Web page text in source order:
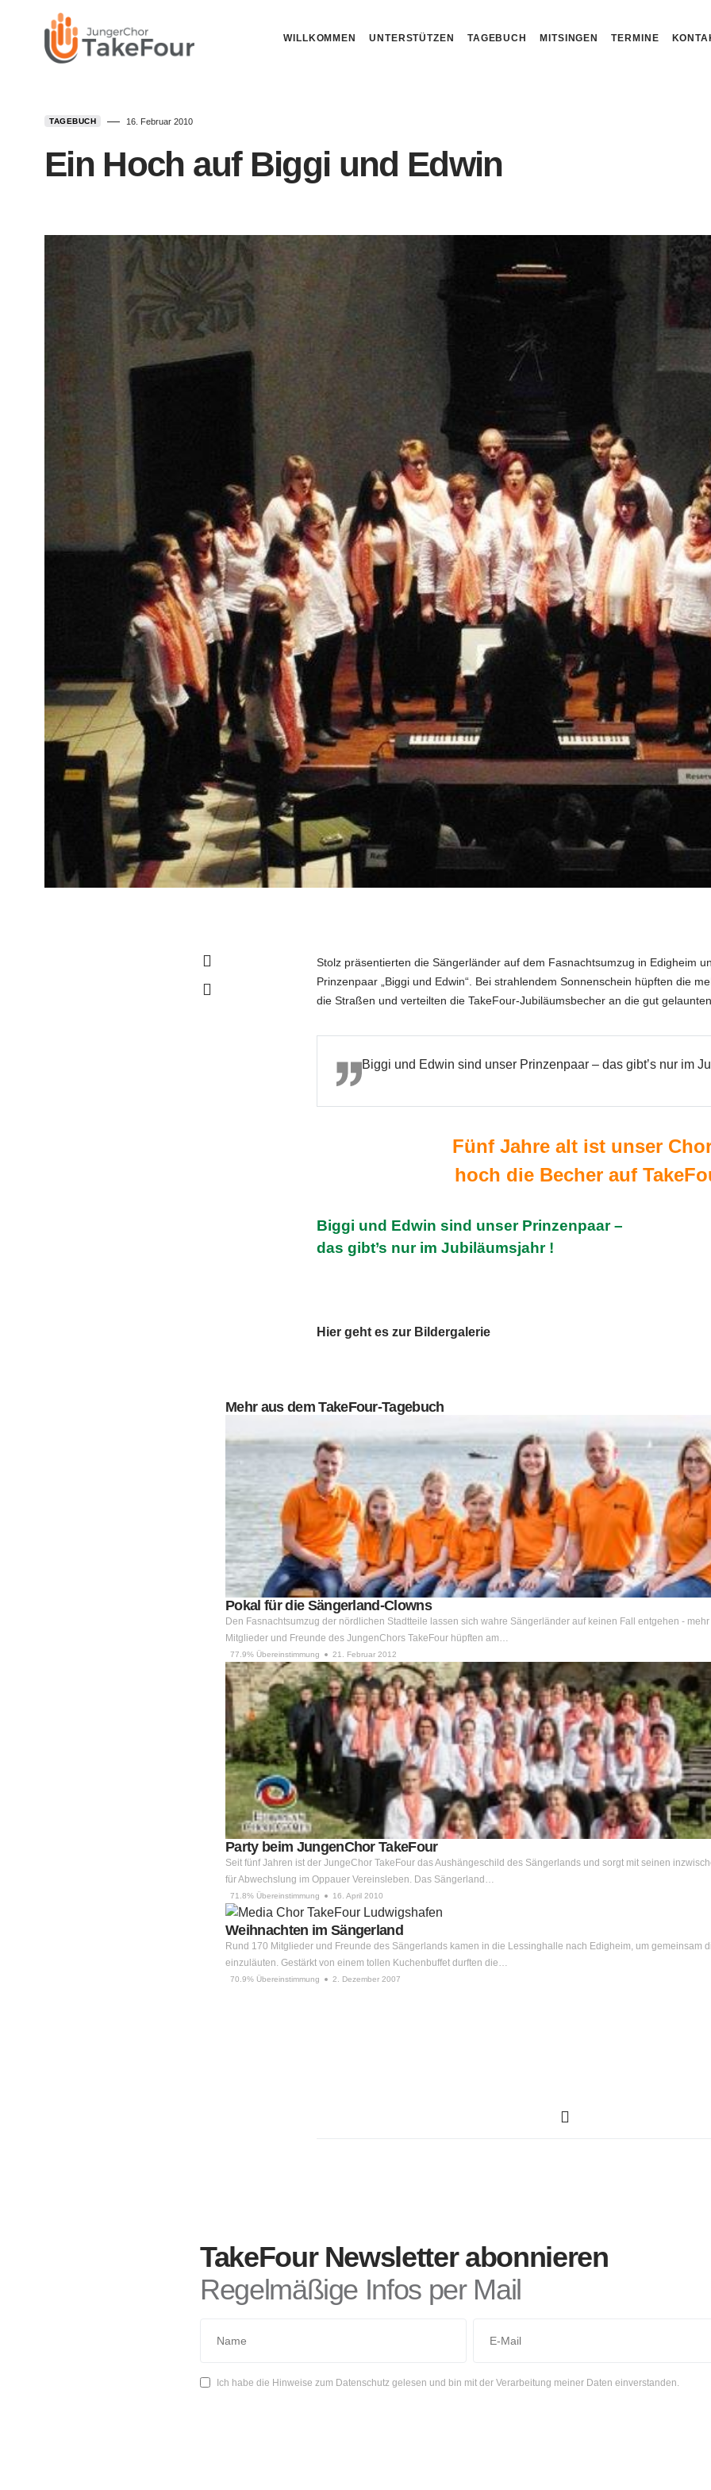
WILLKOMMEN UNTERSTÜTZEN TAGEBUCH MITSINGEN TERMINE
TAGEBUCH 16. Februar 2010
Ein Hoch auf Biggi und Edwin
Stolz präsentierten die Sängerländer auf dem Fasnachtsumzug in Edigheim
Prinzenpaar „Biggi und Edwin“. Bei strahlendem Sonnenschein hüpften die
die Straßen und verteilten die TakeFour-Jubiläumsbecher an die gut
Biggi und Edwin sind unser Prinzenpaar – das gibtʼs nur im
Fünf Jahre alt ist unser
hoch die Becher auf
Biggi und Edwin sind unser Prinzenpaar –
das gibt’s nur im Jubiläumsjahr !
Hier geht es zur Bildergalerie
Mehr aus dem TakeFour-Tagebuch
Pokal für die Sängerland-Clowns
Den Fasnachtsumzug der nördlichen Stadtteile lassen sich wahre Sängerländer auf keinen Fall entgehen -
Mitglieder und Freunde des JungenChors TakeFour hüpften am…
77.9% Übereinstimmung 21. Februar 2012
Party beim JungenChor TakeFour
Seit fünf Jahren ist der JungeChor TakeFour das Aushängeschild des Sängerlands und sorgt mit seinen
für Abwechslung im Oppauer Vereinsleben. Das Sängerland…
71.8% Übereinstimmung 16. April 2010
Weihnachten im Sängerland
Rund 170 Mitglieder und Freunde des Sängerlands kamen in die Lessinghalle nach Edigheim, um gemeinsam
einzuläuten. Gestärkt von einem tollen Kuchenbuffet durften die…
70.9% Übereinstimmung 2. Dezember 2007
TakeFour Newsletter abonnieren
Regelmäßige Infos per Mail
Ich habe die Hinweise zum Datenschutz gelesen und bin mit der Verarbeitung meiner Daten einverstanden.